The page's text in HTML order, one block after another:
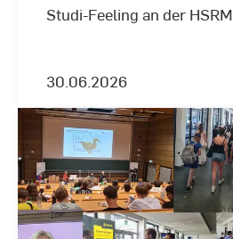
Studi-Feeling an der HSRM
30.06.2026